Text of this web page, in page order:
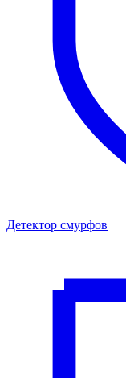
Детектор смурфов